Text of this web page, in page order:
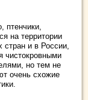
птенчики,
на территории
стран и в России,
чистокровными
но тем не
очень схожие